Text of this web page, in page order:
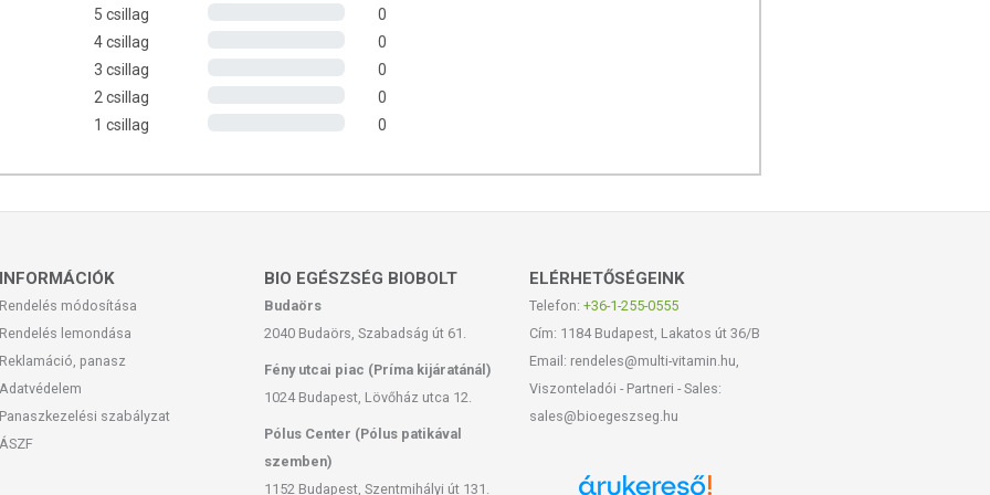
egy csomag Bio Perui Kakaóbab 16-25 adagot
és válogatás → pörkölés → rostálás → őrlés →
→ törés → porítás és szűrés → csomagolás
helyen.
feltüntetett időpontot.
Kft.
5 csillag
0
4 csillag
0
3 csillag
0
2 csillag
0
1 csillag
0
INFORMÁCIÓK
Rendelés módosítása
Rendelés lemondása
Reklamáció, panasz
Adatvédelem
Panaszkezelési szabályzat
ÁSZF
BIO EGÉSZSÉG BIOBOLT
Budaörs
2040 Budaörs, Szabadság út 61.
Fény utcai piac (Príma kijáratánál)
1024 Budapest, Lövőház utca 12.
Pólus Center (Pólus patikával
szemben)
1152 Budapest, Szentmihályi út 131.
ELÉRHETŐSÉGEINK
Telefon: +36-1-255-0555
Cím: 1184 Budapest, Lakatos út 36/B
Email: rendeles@multi-vitamin.hu,
Viszonteladói - Partneri - Sales:
sales@bioegeszseg.hu